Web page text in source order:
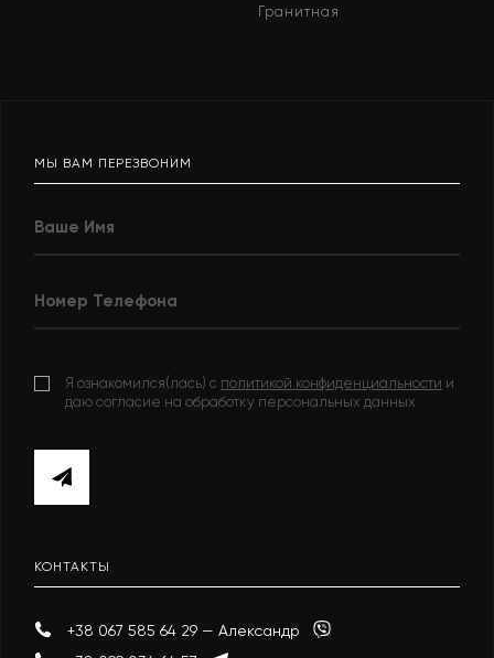
Гранитная
МЫ ВАМ ПЕРЕЗВОНИМ
Я ознакомился(лась) с политикой конфиденциальности и
даю согласие на обработку персональных данных
КОНТАКТЫ
+38 067 585 64 29 — Александр